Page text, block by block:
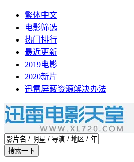
繁体中文
电影筛选
热门排行
最近更新
2019电影
2020新片
迅雷屏蔽资源解决办法